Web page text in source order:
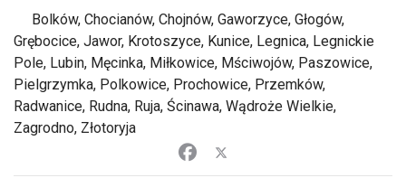
Bolków, Chocianów, Chojnów, Gaworzyce, Głogów,
Grębocice, Jawor, Krotoszyce, Kunice, Legnica, Legnickie
Pole, Lubin, Męcinka, Miłkowice, Mściwojów, Paszowice,
Pielgrzymka, Polkowice, Prochowice, Przemków,
Radwanice, Rudna, Ruja, Ścinawa, Wądroże Wielkie,
Zagrodno, Złotoryja